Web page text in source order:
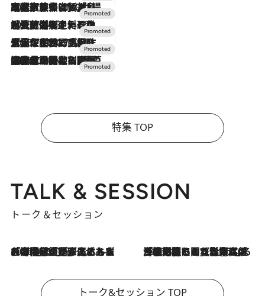
2026.7.31
【ホテル帰省】という選択肢をOMOが提案。家族とほどよい距離を保つには「昼は実家、夜は気兼ねなくホテルで！」
2026.7.24
【夏限定ディナーコース】旬を迎える稚鮎や花ズッキーニなどをイタリア・トスカーナの郷土料理の手法で満喫！
2026.7.17
「土佐和ハーブかき氷」がOMO7高知に登場！生姜、山椒、大葉など目にも舌にも涼を呼ぶ郷土の味
2026.7.10
NEW OPEN！【界 草津】名湯の地に誕生。趣の異なる2種の温泉と上州ならではの会席・蕎麦割烹など美食を味わう究極の癒やし旅
特集 TOP
TALK & SESSION
トーク＆セッション
2026.8.3
「今後値上げがあるとすれば…」「リスクがあるのは今年の冬」エネルギー専門家が語る、ホルムズ海峡封鎖が家庭にもたらす“ある心配” 2026.8.3
「住宅建てられない…」「サーチャージ料の高値が続いている」ホルムズ海峡封鎖による影響はいつまで続く？《エネルギー専門家に聞く“どうなる日本の暮らし”》
トーク&セッション TOP